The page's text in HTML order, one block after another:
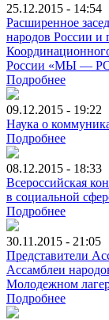
25.12.2015 - 14:54
Расширенное
народов России и
России «МЫ —
Подробнее
09.12.2015 - 19:22
Наука о
Подробнее
08.12.2015 - 18:33
Всероссийская
в социальной
Подробнее
30.11.2015 - 21:05
Представители
Ассамблеи
Молодежном
Подробнее